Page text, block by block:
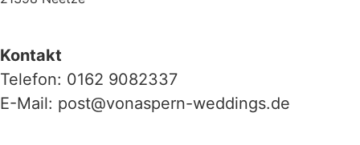
Kontakt
Telefon: 0162 9082337
E-Mail: post@vonaspern-weddings.de